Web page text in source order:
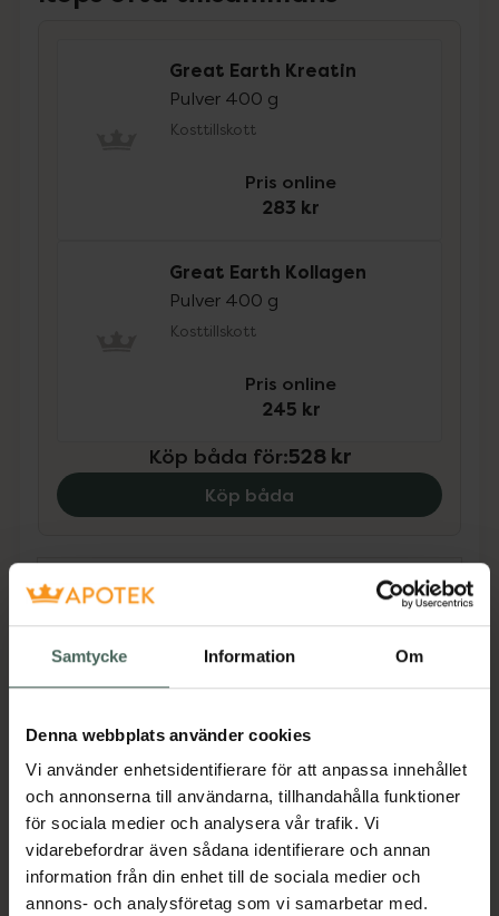
Samtycke Information Om
Denna webbplats använder cookies
Vi använder enhetsidentifierare för att anpassa innehållet
och annonserna till användarna, tillhandahålla funktioner
för sociala medier och analysera vår trafik. Vi
vidarebefordrar även sådana identifierare och annan
information från din enhet till de sociala medier och
annons- och analysföretag som vi samarbetar med.
Great Earth Kreatin
Pulver 400 g
Kosttillskott
Pris online
283 kr
Great Earth Kollagen
Pulver 400 g
Kosttillskott
Pris online
245 kr
Köp båda för:528 kr
Köp båda
Beskrivning Dölj
Kosttillskott. Rekommenderad
daglig dos bör inte överskridas.
varierad kost och en hälsosam
livsstil. Förvaras utom räckhåll för
små barn.
Vårt kreatinmonohydrat hjälper till att öka din
energi och uthållighet så att du orkar med
alla dagens utmaningar. Kreatin finns naturligt